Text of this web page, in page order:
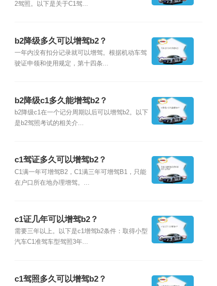
2驾照。以下是关于C1驾...
b2降级多久可以增驾b2？
一年内没有扣分记录就可以增驾。根据机动车驾
驶证申领和使用规定，第十四条...
b2降级c1多久能增驾b2？
b2降级c1在一个记分周期以后可以增驾b2。以下
是b2驾照考试的相关介...
c1驾证多久可以增驾b2？
C1满一年可增驾B2，C1满三年可增驾B1，只能
在户口所在地办理增驾。...
c1证几年可以增驾b2？
需要三年以上。以下是c1增驾b2条件：取得小型
汽车C1准驾车型驾照3年...
c1驾照多久可以增驾b2？